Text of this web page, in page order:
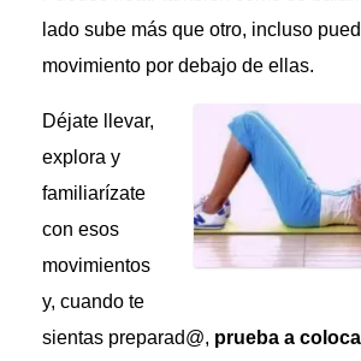
lado sube más que otro, incluso
movimiento por debajo de ellas.
Déjate llevar,
explora y
familiarízate
con esos
movimientos
y, cuando te
sientas preparad@, prueba a